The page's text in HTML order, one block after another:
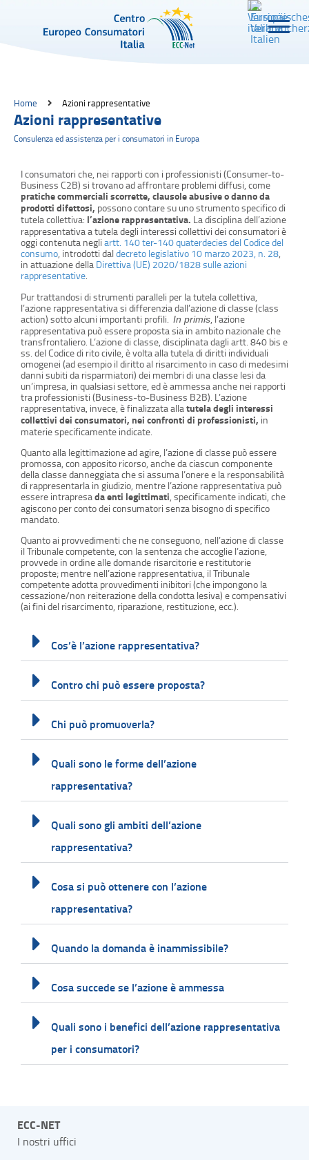
Home Azioni rappresentative
Azioni rappresentative
Consulenza ed assistenza per i consumatori in Europa
I consumatori che, nei rapporti con i professionisti (Consumer-to-
Business C2B) si trovano ad affrontare problemi diffusi, come
pratiche commerciali scorrette, clausole abusive o danno da
prodotti difettosi, possono contare su uno strumento specifico di
tutela collettiva: l’azione rappresentativa. La disciplina dell’azione
rappresentativa a tutela degli interessi collettivi dei consumatori è
oggi contenuta negli artt. 140 ter-140 quaterdecies del Codice del
consumo, introdotti daldecreto legislativo 10 marzo 2023, n. 28,
in attuazione della Direttiva (UE) 2020/1828 sulle azioni
rappresentative.
Pur trattandosi di strumenti paralleli per la tutela collettiva,
l’azione rappresentativa si differenzia dall’azione di classe (class
action) sotto alcuni importanti profili.
In primis , l’azione
rappresentativa può essere proposta sia in ambito nazionale che
transfrontaliero. L’azione di classe, disciplinata dagli artt. 840 bis e
ss. del Codice di rito civile, è volta alla tutela di diritti individuali
omogenei (ad esempio il diritto al risarcimento in caso di medesimi
danni subiti da risparmiatori) dei membri di una classe lesi da
un’impresa, in qualsiasi settore, ed è ammessa anche nei rapporti
tra professionisti (Business-to-Business B2B). L’azione
rappresentativa, invece, è finalizzata alla tutela degli interessi
collettivi dei consumatori, nei confronti di professionisti, in
materie specificamente indicate.
Quanto alla legittimazione ad agire, l’azione di classe può essere
promossa, con apposito ricorso, anche da ciascun componente
della classe danneggiata che si assuma l’onere e la responsabilità
di rappresentarla in giudizio, mentre l’azione rappresentativa può
essere intrapresa da enti legittimati , specificamente indicati, che
agiscono per conto dei consumatori senza bisogno di specifico
mandato.
Quanto ai provvedimenti che ne conseguono, nell’azione di classe
il Tribunale competente, con la sentenza che accoglie l’azione,
provvede in ordine alle domande risarcitorie e restitutorie
proposte; mentre nell’azione rappresentativa, il Tribunale
competente adotta provvedimenti inibitori (che impongono la
cessazione/non reiterazione della condotta lesiva) e compensativi
(ai fini del risarcimento, riparazione, restituzione, ecc.).
Cos’è l’azione rappresentativa?
Contro chi può essere proposta?
Chi può promuoverla?
Quali sono le forme dell’azione
rappresentativa?
Quali sono gli ambiti dell’azione
rappresentativa?
Cosa si può ottenere con l’azione
rappresentativa?
Quando la domanda è inammissibile?
Cosa succede se l’azione è ammessa
Quali sono i benefici dell’azione rappresentativa
per i consumatori?
ECC-NET
I nostri uffici